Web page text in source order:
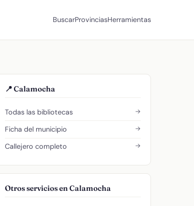
BuscarProvinciasHerramientas
📍 Calamocha
Todas las bibliotecas →
Ficha del municipio →
Callejero completo →
Otros servicios en Calamocha